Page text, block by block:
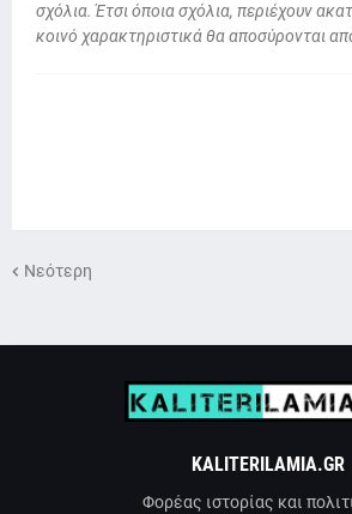
σχόλια. Έτσι όποια σχόλια, περιέχουν
κοινό χαρακτηριστικά θα αποσύρονται
Νεότερη
KALITERILAMIA.GR
Φορέας ιστορίας και